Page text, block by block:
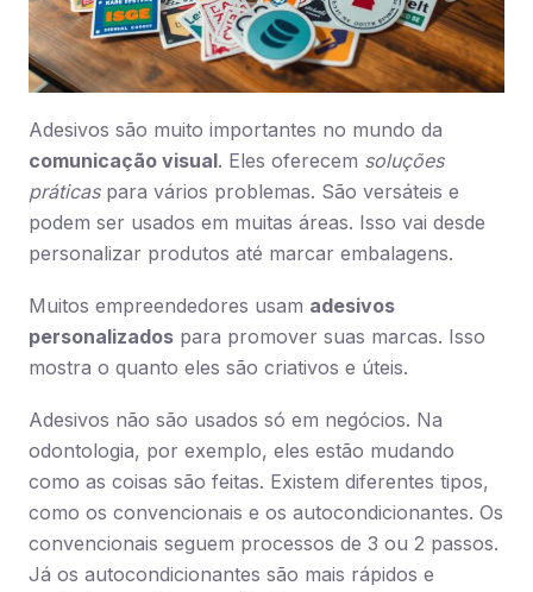
Adesivos são muito importantes no mundo da
comunicação visual. Eles oferecem soluções
práticaspara vários problemas. São versáteis e
podem ser usados em muitas áreas. Isso vai desde
personalizar produtos até marcar embalagens.
Muitos empreendedores usam adesivos
personalizados para promover suas marcas. Isso
mostra o quanto eles são criativos e úteis.
Adesivos não são usados só em negócios. Na
odontologia, por exemplo, eles estão mudando
como as coisas são feitas. Existem diferentes tipos,
como os convencionais e os autocondicionantes. Os
convencionais seguem processos de 3 ou 2 passos.
Já os autocondicionantes são mais rápidos e